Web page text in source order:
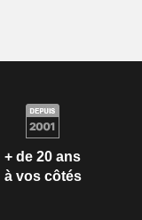
+ de 20 ans
à vos côtés